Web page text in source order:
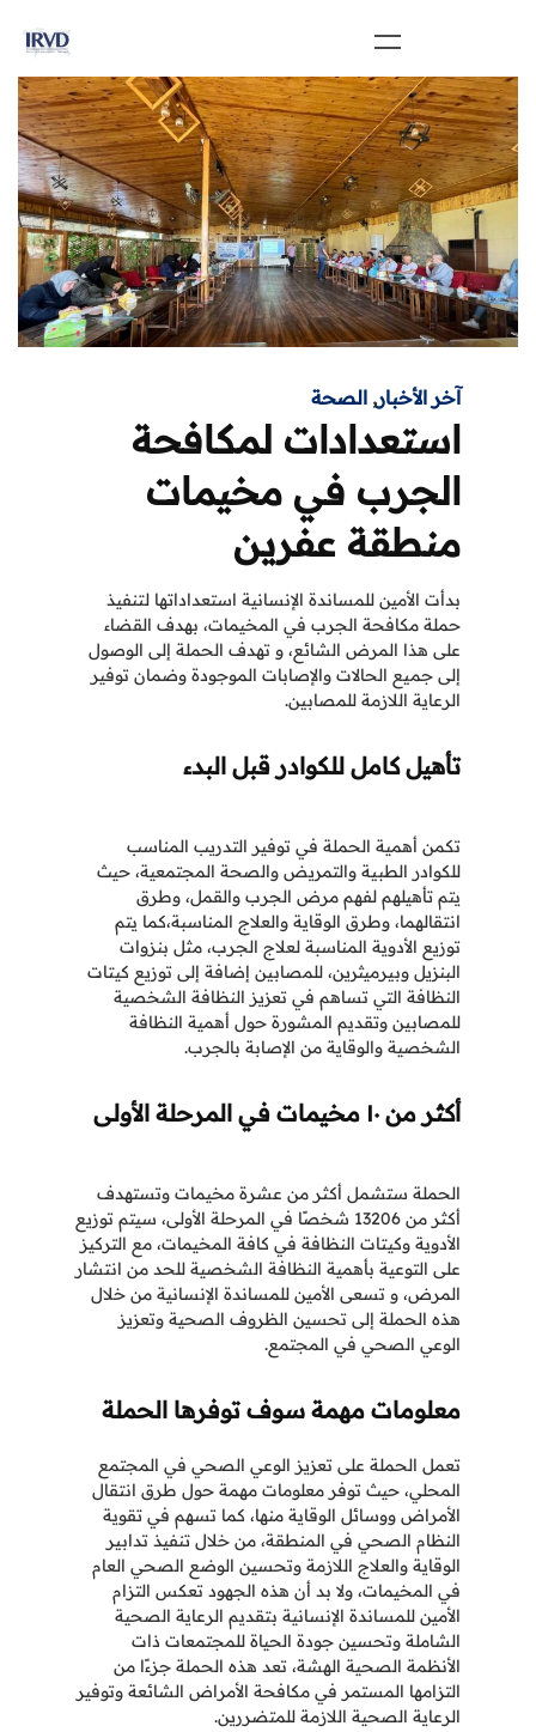
آخر الأخبار, الصحة
استعدادات لمكافحة
الجرب في مخيمات
منطقة عفرين
بدأت الأمين للمساندة الإنسانية استعداداتها لتنفيذ
حملة مكافحة الجرب في المخيمات، بهدف القضاء
على هذا المرض الشائع، و تهدف الحملة إلى الوصول
إلى جميع الحالات والإصابات الموجودة وضمان توفير
الرعاية اللازمة للمصابين.
تأهيل كامل للكوادر قبل البدء
تكمن أهمية الحملة في توفير التدريب المناسب
للكوادر الطبية والتمريض والصحة المجتمعية، حيث
يتم تأهيلهم لفهم مرض الجرب والقمل، وطرق
انتقالهما، وطرق الوقاية والعلاج المناسبة،كما يتم
توزيع الأدوية المناسبة لعلاج الجرب، مثل بنزوات
البنزيل وبيرميثرين، للمصابين إضافة إلى توزيع كيتات
النظافة التي تساهم في تعزيز النظافة الشخصية
للمصابين وتقديم المشورة حول أهمية النظافة
الشخصية والوقاية من الإصابة بالجرب.
أكثر من ١٠ مخيمات في المرحلة الأولى
الحملة ستشمل أكثر من عشرة مخيمات وتستهدف
أكثر من 13206 شخصًا في المرحلة الأولى، سيتم توزيع
الأدوية وكيتات النظافة في كافة المخيمات، مع التركيز
على التوعية بأهمية النظافة الشخصية للحد من انتشار
المرض، و تسعى الأمين للمساندة الإنسانية من خلال
هذه الحملة إلى تحسين الظروف الصحية وتعزيز
الوعي الصحي في المجتمع.
معلومات مهمة سوف توفرها الحملة
تعمل الحملة على تعزيز الوعي الصحي في المجتمع
المحلي، حيث توفر معلومات مهمة حول طرق انتقال
الأمراض ووسائل الوقاية منها، كما تسهم في تقوية
النظام الصحي في المنطقة، من خلال تنفيذ تدابير
الوقاية والعلاج اللازمة وتحسين الوضع الصحي العام
في المخيمات، ولا بد أن هذه الجهود تعكس التزام
الأمين للمساندة الإنسانية بتقديم الرعاية الصحية
الشاملة وتحسين جودة الحياة للمجتمعات ذات
الأنظمة الصحية الهشة، تعد هذه الحملة جزءًا من
التزامها المستمر في مكافحة الأمراض الشائعة وتوفير
الرعاية الصحية اللازمة للمتضررين.